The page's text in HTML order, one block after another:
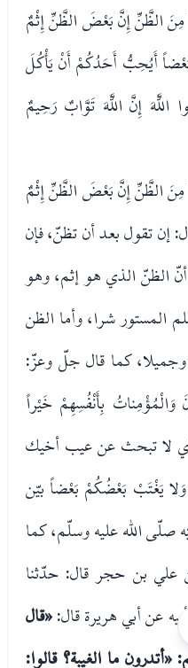
مِنَ الظَّنِّ إِنَّ بَعْضَ الظَّنِّ إِثْمٌ
أَيُحِبُّ أَحَدُكُمْ أَنْ يَأْكُلَ
اللَّهَ إِنَّ اللَّهَ تَوَّابٌ رَحِيمٌ
مِنَ الظَّنِّ إِنَّ بَعْضَ الظَّنِّ إِثْمٌ
إن تقول بعد أن تظنّ، فإن
الظنّ الذي هو إثم، وهو
المستور شرا، وأما الظن
وجميلا، كما قال جلّ وعزّ:
بِأَنْفُسِهِمْ خَيْراً
أي لا تبحث عن عيب أخيك
يَغْتَبْ بَعْضُكُمْ بَعْضاً بيّن
صلّى الله عليه وسلّم، كما
بن حجر قال: حدّثنا
عن أبي هريرة قال:«قال
ما الغيبة؟ قالوا: